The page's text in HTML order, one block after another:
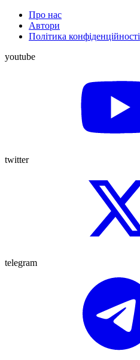
Про нас
Автори
Політика конфіденційності
youtube
twitter
telegram